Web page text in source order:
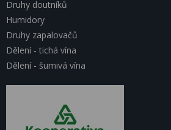
Druhy doutníků
Humidory
Druhy zapalovačů
Dělení - tichá vína
Dělení - šumivá vína